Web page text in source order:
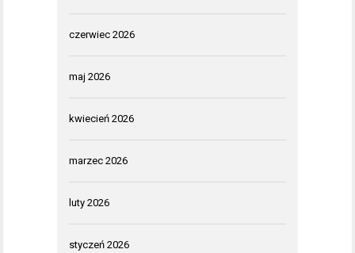
czerwiec 2026
maj 2026
kwiecień 2026
marzec 2026
luty 2026
styczeń 2026